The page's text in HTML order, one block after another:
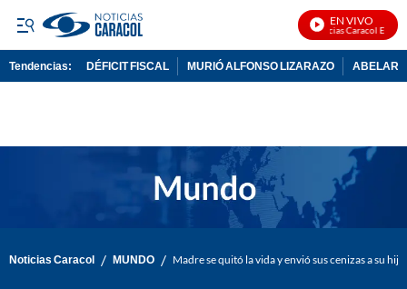
EN VIVO
Noticias Caracol En Vivo
Tendencias: DÉFICIT FISCAL MURIÓ ALFONSO LIZARAZO
Noticias Caracol / MUNDO / Madre se quitó la vida y envió sus cenizas a su